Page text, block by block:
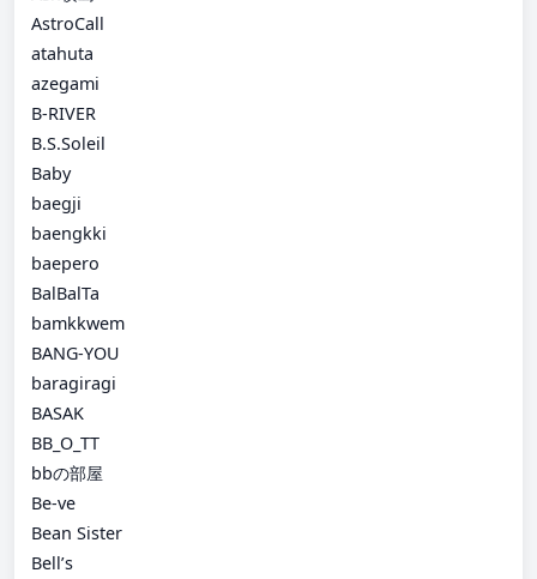
AstroCall
atahuta
azegami
B-RIVER
B.S.Soleil
Baby
baegji
baengkki
baepero
BalBalTa
bamkkwem
BANG-YOU
baragiragi
BASAK
BB_O_TT
bbの部屋
Be-ve
Bean Sister
Bell’s